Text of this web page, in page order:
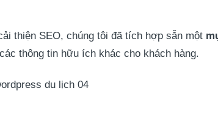
thiện SEO, chúng tôi đã tích hợp sẵn một
thông tin hữu ích khác cho khách hàng.
du lịch 04